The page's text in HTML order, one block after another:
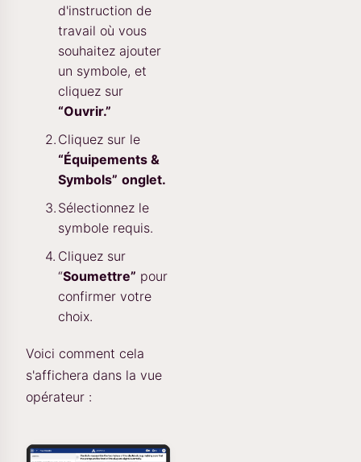
d'instruction de
travail où vous
souhaitez ajouter
un symbole, et
cliquez sur
“Ouvrir.”
Cliquez sur le
“Équipements &
Symbols” onglet.
Sélectionnez le
symbole requis.
Cliquez sur
“Soumettre” pour
confirmer votre
choix.
Voici comment cela
s'affichera dans la vue
opérateur :